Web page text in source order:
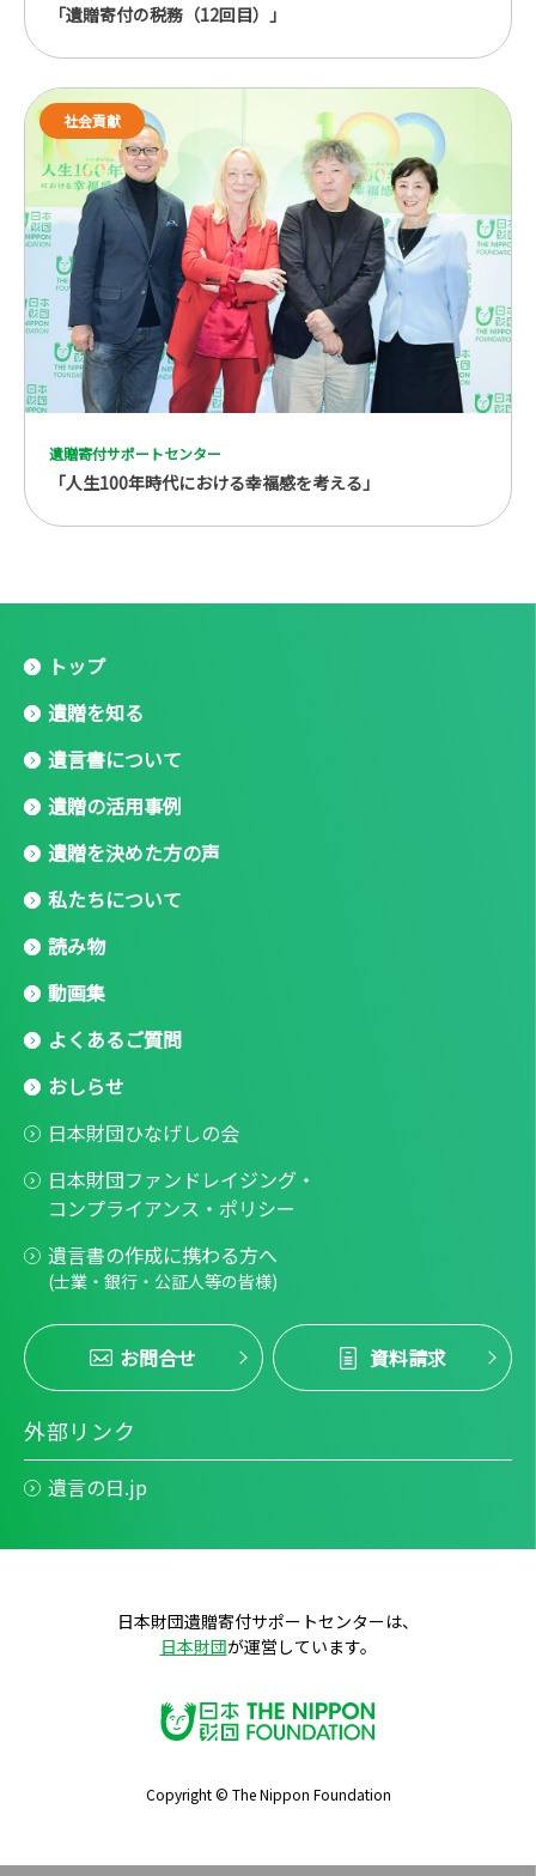
「遺贈寄付の税務（12回目）」
遺贈寄付サポートセンター
「人生100年時代における幸福感を考える」
社会貢献
トップ
遺贈を知る
遺言書について
遺贈の活用事例
遺贈を決めた方の声
私たちについて
読み物
動画集
よくあるご質問
おしらせ
日本財団ひなげしの会
日本財団ファンドレイジング・
コンプライアンス・ポリシー
遺言書の作成に携わる方へ
(士業・銀行・公証人等の皆様)
お問合せ 資料請求
外部リンク
遺言の日.jp
日本財団遺贈寄付サポートセンターは、
日本財団が運営しています。
Copyright © The Nippon Foundation